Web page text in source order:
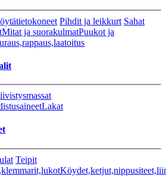
Pihdit ja leikkurt Sahat
Mitat ja suorakulmatPuukot ja
Lakat
Teipit